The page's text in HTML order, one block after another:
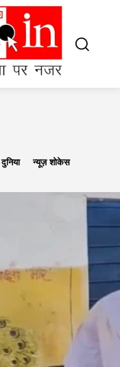
दुनिया न्यूज़ शोकेस